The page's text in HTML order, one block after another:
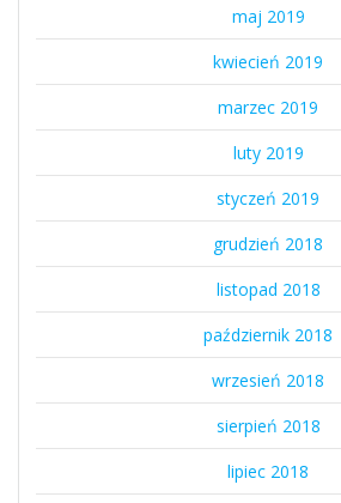
maj 2019
kwiecień 2019
marzec 2019
luty 2019
styczeń 2019
grudzień 2018
listopad 2018
październik 2018
wrzesień 2018
sierpień 2018
lipiec 2018